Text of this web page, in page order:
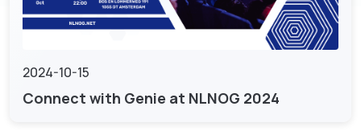
2024-10-15
Connect with Genie at NLNOG 2024